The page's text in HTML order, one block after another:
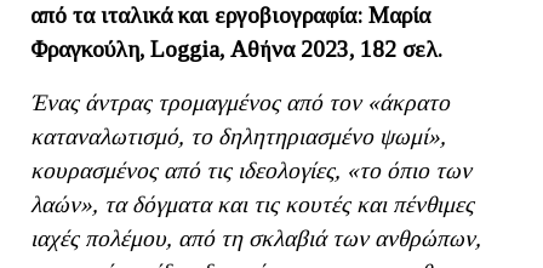
από τα ιταλικά και εργοβιογραφία: Μαρία
Φραγκούλη, Loggia, Αθήνα 2023, 182 σελ.
Ένας άντρας τρομαγμένος από τον «άκρατο
καταναλωτισμό, το δηλητηριασμένο ψωμί»,
κουρασμένος από τις ιδεολογίες, «το όπιο των
λαών», τα δόγματα και τις κουτές και πένθιμες
ιαχές πολέμου, από τη σκλαβιά των ανθρώπων,